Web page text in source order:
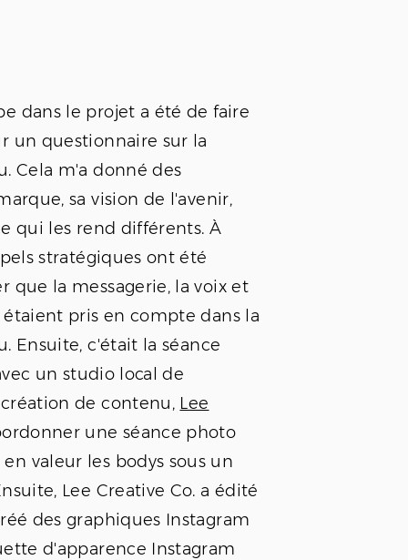
dans le projet a été de faire
un questionnaire sur la
Cela m'a donné des
sa vision de l'avenir,
qui les rend différents. À
stratégiques ont été
que la messagerie, la voix et
pris en compte dans la
Ensuite, c'était la séance
un studio local de
de contenu, Lee
une séance photo
valeur les bodys sous un
Lee Creative Co. a édité
des graphiques Instagram
d'apparence Instagram